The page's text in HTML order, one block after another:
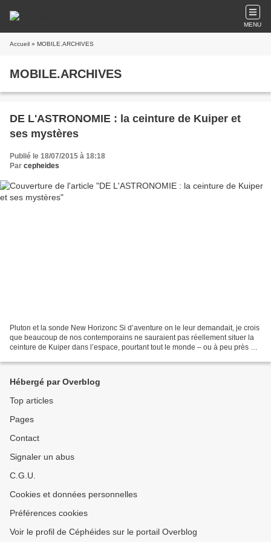
MENU
Accueil » MOBILE.ARCHIVES
MOBILE.ARCHIVES
DE L'ASTRONOMIE : la ceinture de Kuiper et
ses mystères
Publié le 18/07/2015 à 18:18
Par cepheides
Pluton et la sonde New Horizonc Si d’aventure on le leur demandait, je crois
que beaucoup de nos contemporains ne sauraient pas réellement situer la
ceinture de Kuiper dans l’espace, pourtant tout le monde – ou à peu près –
Hébergé par Overblog
Top articles
Pages
Contact
Signaler un abus
C.G.U.
Cookies et données personnelles
Préférences cookies
Voir le profil de Céphéides sur le portail Overblog